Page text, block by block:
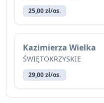
25,00 zł/os.
Kazimierza Wielka
ŚWIĘTOKRZYSKIE
29,00 zł/os.